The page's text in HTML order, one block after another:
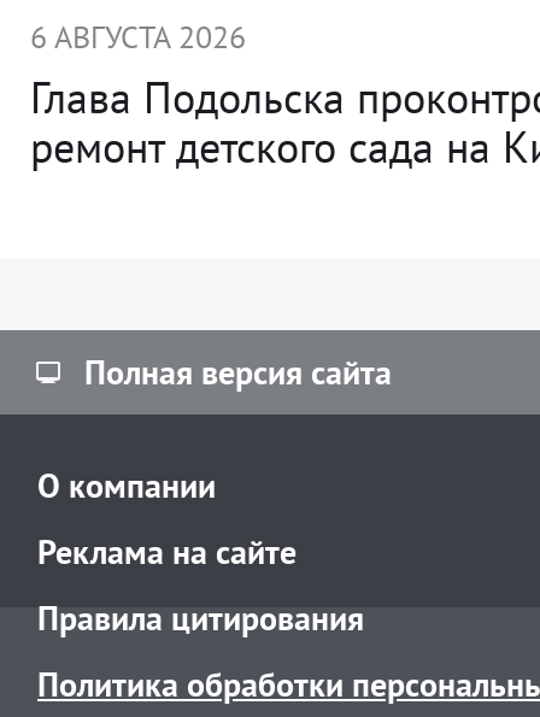
6 АВГУСТА 2026
Глава Подольска
ремонт детского сада на
Полная версия сайта
О компании
Реклама на сайте
Правила цитирования
Политика обработки